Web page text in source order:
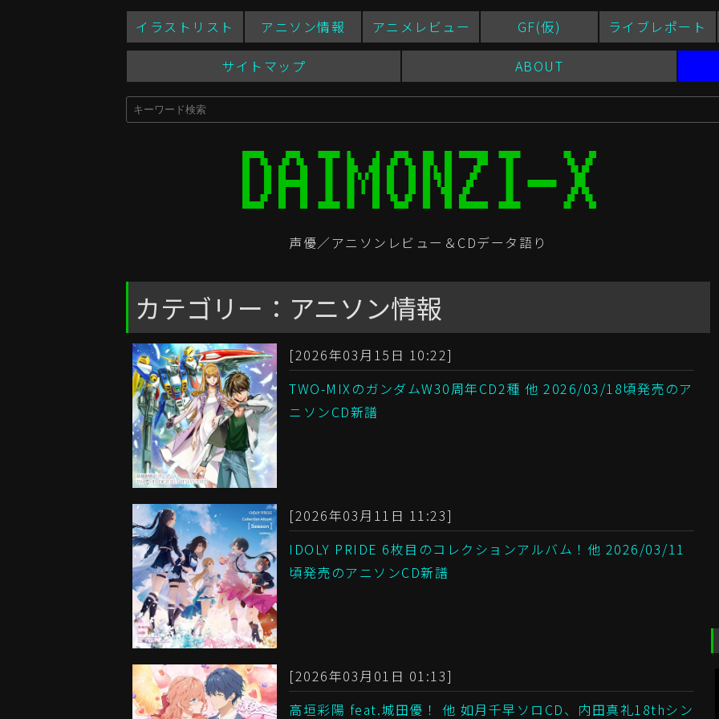
イラストリスト アニソン情報 アニメレビュー GF(仮) ライブレポート
サイトマップ ABOUT
声優／アニソンレビュー＆CDデータ語り
カテゴリー：アニソン情報
[2026年03月15日 10:22]
TWO-MIXのガンダムW30周年CD2種 他 2026/03/18頃発売のア
ニソンCD新譜
[2026年03月11日 11:23]
IDOLY PRIDE 6枚目のコレクションアルバム！他 2026/03/11
頃発売のアニソンCD新譜
[2026年03月01日 01:13]
高垣彩陽 feat.城田優！ 他 如月千早ソロCD、内田真礼18thシン